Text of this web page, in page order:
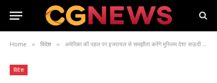
Home » विदेश » अमेरिका की पहल पर इजरायल से समझौता करेंगे मुस्लिम देश! सऊदी ने बुला ली 4 अरब देशों की मीटिंग…
विदेश